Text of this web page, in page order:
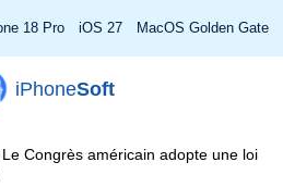
18 Pro iOS 27 MacOS Golden Gate
iPhoneSoft
Le Congrès américain adopte une loi